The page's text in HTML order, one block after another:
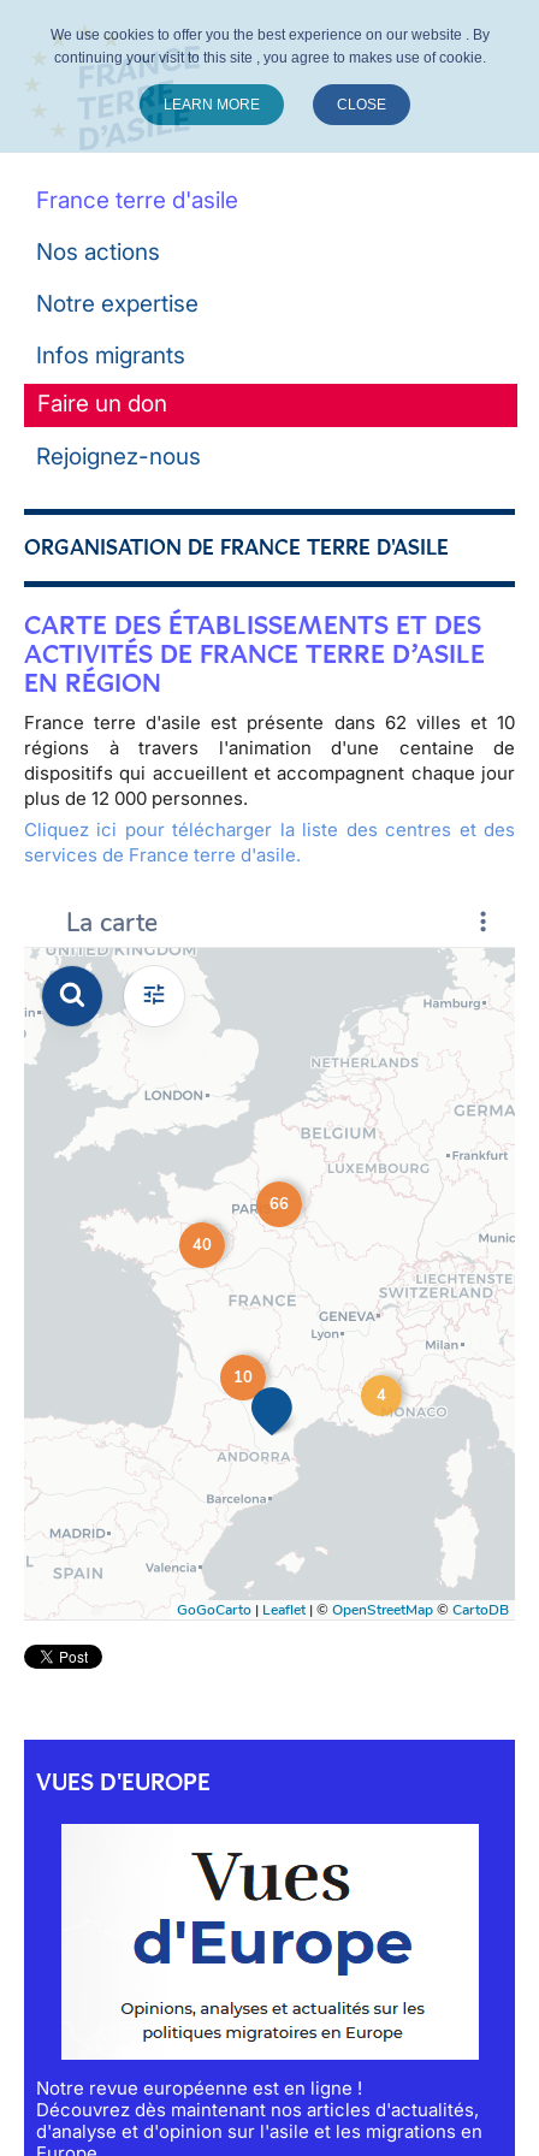
France terre d'asile
Nos actions
Notre expertise
Infos migrants
Faire un don
Rejoignez-nous
ORGANISATION DE FRANCE TERRE D'ASILE
CARTE DES ÉTABLISSEMENTS ET DES
ACTIVITÉS DE FRANCE TERRE D’ASILE
EN RÉGION
France terre d'asile est présente dans 62 villes et 10
régions à travers l'animation d'une centaine de
dispositifs qui accueillent et accompagnent chaque jour
plus de 12 000 personnes.
Cliquez ici pour télécharger la liste des centres et des
services de France terre d'asile.
VUES D'EUROPE
Notre revue européenne est en ligne !
Découvrez dès maintenant nos articles d'actualités,
d'analyse et d'opinion sur l'asile et les migrations en
We use cookies to offer you the best experience on our website . By
continuing your visit to this site , you agree to makes use of cookie.
LEARN MORE CLOSE